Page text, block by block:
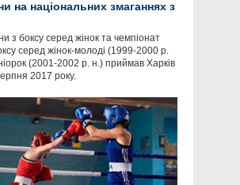
на національних змаганнях з
з боксу серед жінок та чемпіонат
серед жінок-молоді (1999-2000 р.
(2001-2002 р. н.) приймав Харків
2017 року.